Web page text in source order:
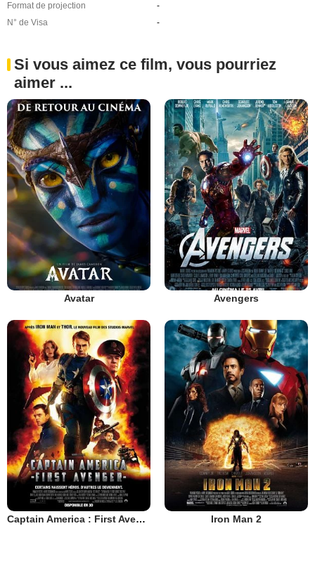
Format de projection
-
N° de Visa
-
Si vous aimez ce film, vous pourriez
aimer ...
Avatar Avengers
Captain America : First Avenger Iron Man 2